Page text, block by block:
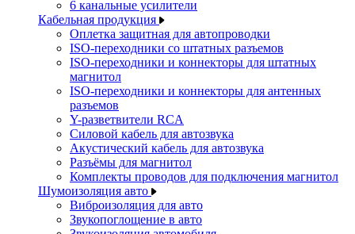
6 канальные усилители
Кабельная продукция
Оплетка защитная для автопроводки
ISO-переходники со штатных разъемов
ISO-переходники и коннекторы для штатных
магнитол
ISO-переходники и коннекторы для антенных
разъемов
Y-разветвители RCA
Силовой кабель для автозвука
Акустический кабель для автозвука
Разъёмы для магнитол
Комплекты проводов для подключения магнитол
Шумоизоляция авто
Виброизоляция для авто
Звукопоглощение в авто